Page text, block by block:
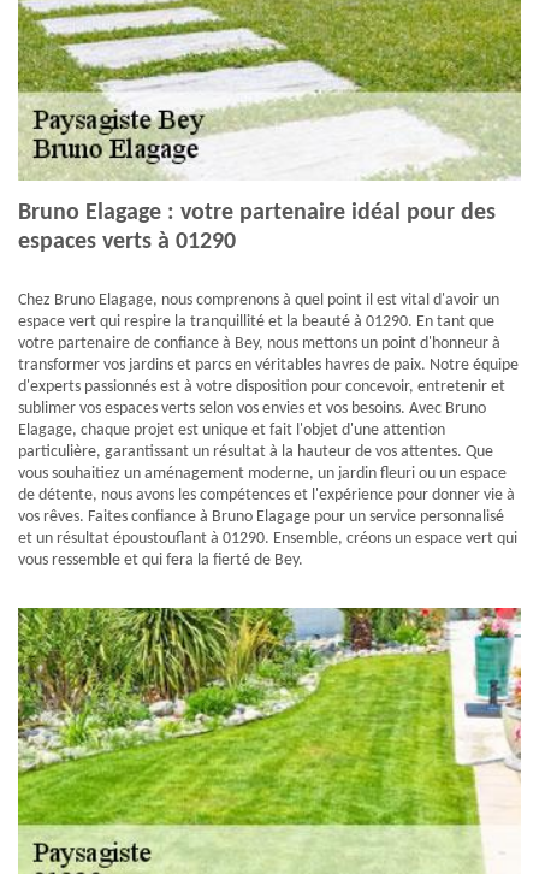
Bruno Elagage : votre partenaire idéal pour des
espaces verts à 01290
Chez Bruno Elagage, nous comprenons à quel point il est vital d'avoir un
espace vert qui respire la tranquillité et la beauté à 01290. En tant que
votre partenaire de confiance à Bey, nous mettons un point d'honneur à
transformer vos jardins et parcs en véritables havres de paix. Notre équipe
d'experts passionnés est à votre disposition pour concevoir, entretenir et
sublimer vos espaces verts selon vos envies et vos besoins. Avec Bruno
Elagage, chaque projet est unique et fait l'objet d'une attention
particulière, garantissant un résultat à la hauteur de vos attentes. Que
vous souhaitiez un aménagement moderne, un jardin fleuri ou un espace
de détente, nous avons les compétences et l'expérience pour donner vie à
vos rêves. Faites confiance à Bruno Elagage pour un service personnalisé
et un résultat époustouflant à 01290. Ensemble, créons un espace vert qui
vous ressemble et qui fera la fierté de Bey.